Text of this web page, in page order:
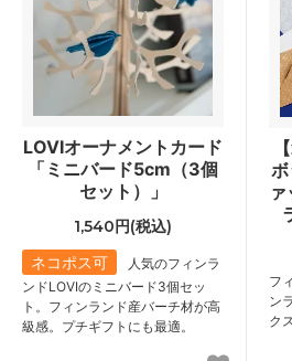
LOVIオーナメントカード
「ミニバード5cm（3個
セット）」
1,540円(税込)
ネコポス可
人気のフィンラ
ンドLOVIのミニバード3個セッ
ト。フィンランド産バーチ材が高
級感。プチギフトにも最適。
フ
ン
ク